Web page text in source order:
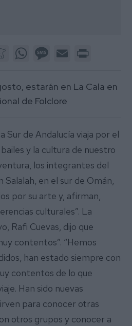
MeneameWhatsAppMessage
Email
estarán en La Cala en
de Folclore
Sur de Andalucía viaja por el
y la cultura de nuestro
los integrantes del
Salalah, en el sur de Omán,
por su arte y, afirman,
culturales”. La
Rafi Cuevas, dijo que
contentos”. “Hemos
han estado siempre con
contentos de lo que
Han sido nuevas
para conocer otras
otros grupos y conocer a